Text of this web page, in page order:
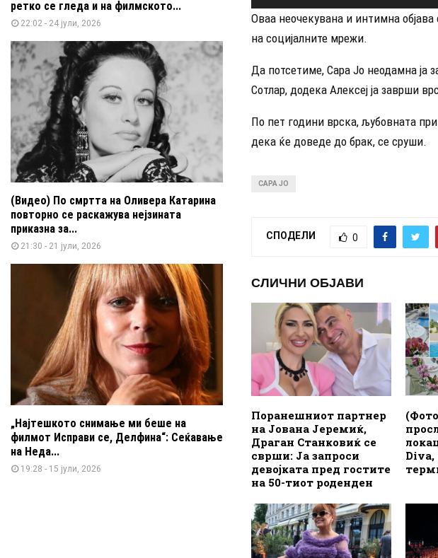
Оваа неочекувана и интимна
на социјалните мрежи.
Да потсетиме, Сара Јо неодамна ја
Сотлар, додека Алексеј ја заврши
По пет години врска, љубовната
дека ќе доведе до брак, се сруши.
САРА ЈО
СПОДЕЛИ 0
СЛИЧНИ ОБЈАВИ
Поранешниот партнер
на Јована Јеремиќ,
Драган Станковиќ се
сврши: Ја запроси
девојката пред гостите
на 50-тиот роденден
Diva,
ретко се гледа и на филмското...
22:02 - 24 јули, 2026
(Видео) По смртта на Оливера Катарина
повторно се раскажува нејзината
приказна за...
21:30 - 21 јули, 2026
„Најтешкото снимање ми беше на
филмот Исправи се, Делфина“: Сеќавање
на Неда...
19:28 - 15 јули, 2026